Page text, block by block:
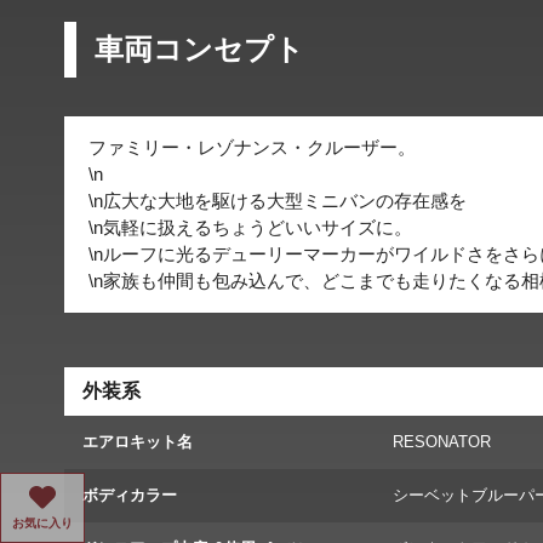
車両コンセプト
ファミリー・レゾナンス・クルーザー。
\n
\n広大な大地を駆ける大型ミニバンの存在感を
\n気軽に扱えるちょうどいいサイズに。
\nルーフに光るデューリーマーカーがワイルドさをさら
\n家族も仲間も包み込んで、どこまでも走りたくなる相
外装系
エアロキット名 RESONATOR
ボディカラー シーベットブルーパ
お気に入り